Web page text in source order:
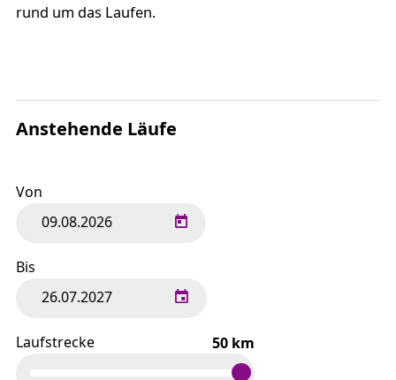
rund um das Laufen.
Anstehende Läufe
Von
Bis
Laufstrecke km